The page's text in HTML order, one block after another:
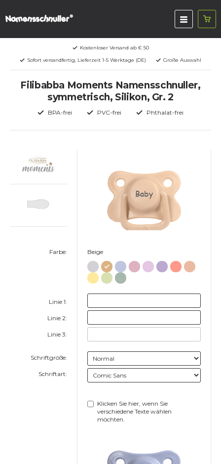
Kostenloser Versand ab € 50
Sofort versandfertig, Lieferzeit 1-5 Werktage (DE)
Große Auswahl
Filibabba Moments Namensschnuller,
symmetrisch, Silikon, Gr. 2
BPA-frei PVC-frei Phthalat-frei
Farbe:
Linie 1:
Linie 2:
Linie 3:
Schriftgröße:
Schriftart:
Baby
Beige
Klicken Sie hier, wenn Sie
verschiedene Texte wählen
möchten.